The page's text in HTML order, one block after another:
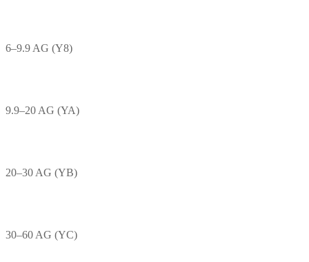
6–9.9 AG (Y8)
9.9–20 AG (YA)
20–30 AG (YB)
30–60 AG (YC)